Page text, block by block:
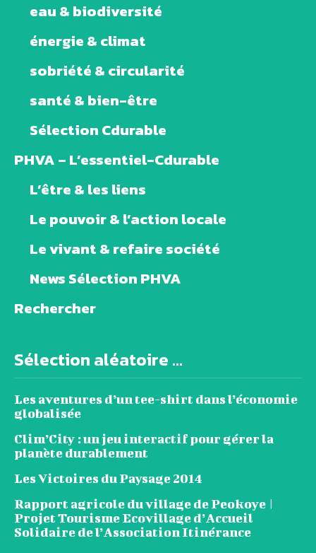
eau & biodiversité
énergie & climat
sobriété & circularité
santé & bien-être
Sélection Cdurable
PHVA – L’essentiel-Cdurable
L’être & les liens
Le pouvoir & l’action locale
Le vivant & refaire société
News Sélection PHVA
Rechercher
Sélection aléatoire ...
Les aventures d’un tee-shirt dans l’économie
globalisée
Clim’City : un jeu interactif pour gérer la
planète durablement
Les Victoires du Paysage 2014
Rapport agricole du village de Peokoye |
Projet Tourisme Ecovillage d’Accueil
Solidaire de l’Association Itinérance